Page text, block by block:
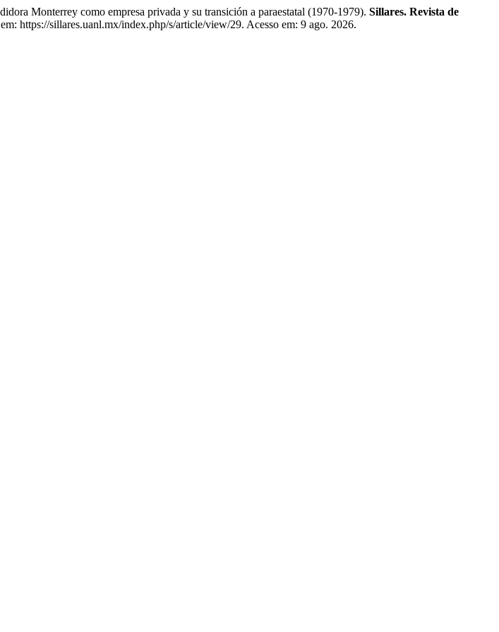
Monterrey como empresa privada y su transición a paraestatal (1970-1979). Sillares. Revista de
https://sillares.uanl.mx/index.php/s/article/view/29. Acesso em: 9 ago. 2026.